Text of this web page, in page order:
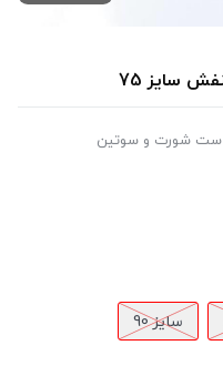
ست شورت و سوتین
سایز 90